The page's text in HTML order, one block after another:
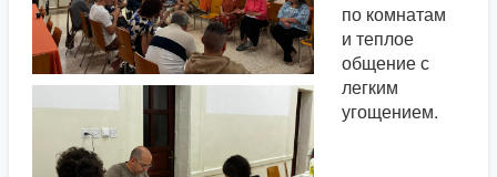
по комнатам
и теплое
общение с
легким
угощением.